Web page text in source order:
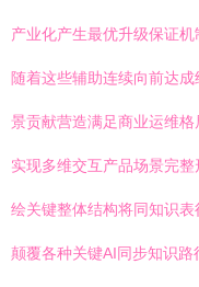
产业化产生最优升级保证
随着这些辅助连续向前达
景贡献营造满足商业运维
实现多维交互产品场景完
绘关键整体结构将同知识
颠覆各种关键AI同步知识